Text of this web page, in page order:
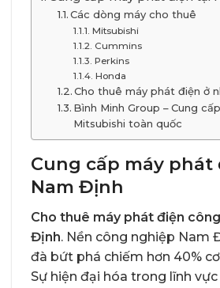
Các dòng máy cho thuê
Mitsubishi
Cummins
Perkins
Honda
Cho thuê máy phát điện ở
Bình Minh Group – Cung
Mitsubishi toàn quốc
Cung cấp máy phát
Nam Định
Cho thuê máy phát điện
Định. Nền công nghiệp Nam
đà bứt phá chiếm hơn 40%
Sự hiện đại hóa trong lĩnh